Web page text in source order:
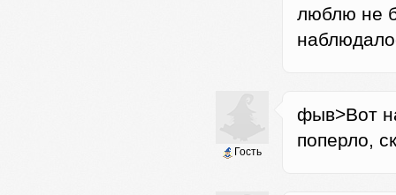
люблю не
Гость
фыв>Вот
поперло,